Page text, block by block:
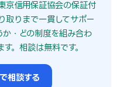
京信用保証協会の保証付
取りまで一貫してサポー
か・どの制度を組み合わ
。相談は無料です。
相談する